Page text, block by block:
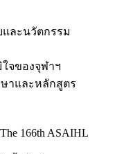
และนวัตกรรม
จของจุฬาฯ
าและหลักสูตร
The 166th ASAIHL